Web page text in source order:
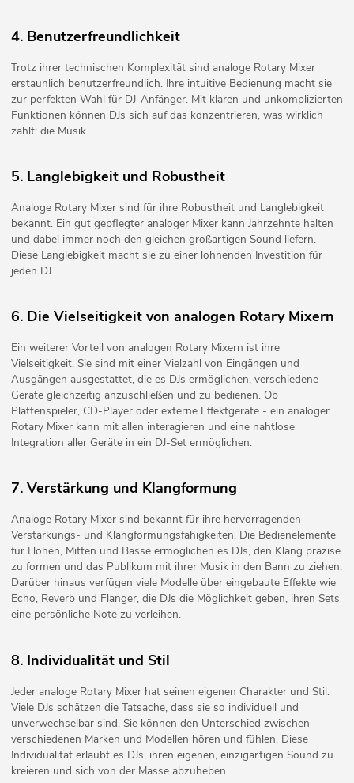
4. Benutzerfreundlichkeit
Trotz ihrer technischen Komplexität sind analoge Rotary Mixer
erstaunlich benutzerfreundlich. Ihre intuitive Bedienung macht sie
zur perfekten Wahl für DJ-Anfänger. Mit klaren und unkomplizierten
Funktionen können DJs sich auf das konzentrieren, was wirklich
zählt: die Musik.
5. Langlebigkeit und Robustheit
Analoge Rotary Mixer sind für ihre Robustheit und Langlebigkeit
bekannt. Ein gut gepflegter analoger Mixer kann Jahrzehnte halten
und dabei immer noch den gleichen großartigen Sound liefern.
Diese Langlebigkeit macht sie zu einer lohnenden Investition für
jeden DJ.
6. Die Vielseitigkeit von analogen Rotary Mixern
Ein weiterer Vorteil von analogen Rotary Mixern ist ihre
Vielseitigkeit. Sie sind mit einer Vielzahl von Eingängen und
Ausgängen ausgestattet, die es DJs ermöglichen, verschiedene
Geräte gleichzeitig anzuschließen und zu bedienen. Ob
Plattenspieler, CD-Player oder externe Effektgeräte - ein analoger
Rotary Mixer kann mit allen interagieren und eine nahtlose
Integration aller Geräte in ein DJ-Set ermöglichen.
7. Verstärkung und Klangformung
Analoge Rotary Mixer sind bekannt für ihre hervorragenden
Verstärkungs- und Klangformungsfähigkeiten. Die Bedienelemente
für Höhen, Mitten und Bässe ermöglichen es DJs, den Klang präzise
zu formen und das Publikum mit ihrer Musik in den Bann zu ziehen.
Darüber hinaus verfügen viele Modelle über eingebaute Effekte wie
Echo, Reverb und Flanger, die DJs die Möglichkeit geben, ihren Sets
eine persönliche Note zu verleihen.
8. Individualität und Stil
Jeder analoge Rotary Mixer hat seinen eigenen Charakter und Stil.
Viele DJs schätzen die Tatsache, dass sie so individuell und
unverwechselbar sind. Sie können den Unterschied zwischen
verschiedenen Marken und Modellen hören und fühlen. Diese
Individualität erlaubt es DJs, ihren eigenen, einzigartigen Sound zu
kreieren und sich von der Masse abzuheben.